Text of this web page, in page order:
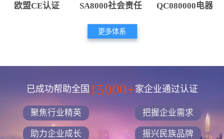
欧盟CE认证 SA8000社会责任 QC080000电器
更多体系
已成功帮助全国 15000+家企业通过认证
聚焦行业精英 把握企业需求
助力企业成长 振兴民族品牌